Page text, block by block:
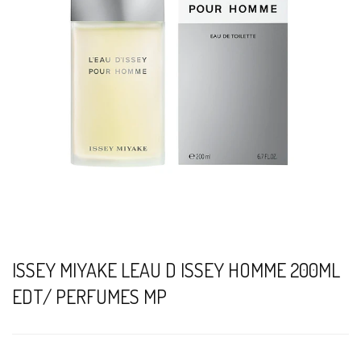
ISSEY MIYAKE LEAU D ISSEY HOMME 200ML
EDT/ PERFUMES MP